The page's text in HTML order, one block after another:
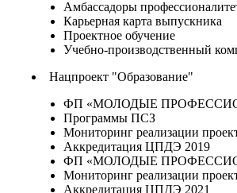
Амбассадоры
Карьерная карта выпускника
Проектное обучение
Учебно-производственный
Нацпроект "Образование"
ФП «МОЛОДЫЕ
Программы ПСЗ
Мониторинг реализации
Аккредитация ЦПДЭ 2019
ФП «МОЛОДЫЕ
Мониторинг реализации
Аккредитация ЦПДЭ 2021